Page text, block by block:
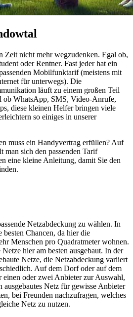
Zeit nicht mehr wegzudenken. Egal ob,
oder Rentner. Fast jeder hat ein
Mobilfunktarif (meistens mit
für unterwegs). Die
läuft zu einem großen Teil
ob WhatsApp, SMS, Video-Anrufe,
diese kleinen Helfer bringen viele
so einiges in unserer
muss ein Handyvertrag erfüllen? Auf
man sich den passenden Tarif
eine kleine Anleitung, damit Sie den
Netzabdeckung zu wählen. In
besten Chancen, da hier die
Menschen pro Quadratmeter wohnen.
hier am besten ausgebaut. In der
Netze, die Netzabdeckung variiert
Auf dem Dorf oder auf dem
einen oder zwei Anbieter zur Auswahl,
ausgebautes Netz für gewisse Anbieter
bei Freunden nachzufragen, welches
Netz zu nutzen.